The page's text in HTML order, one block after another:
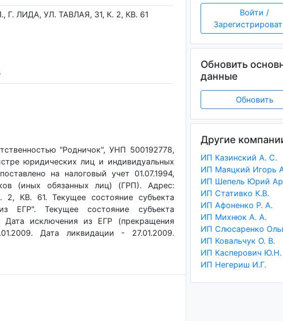
ЛИДА, УЛ. ТАВЛАЯ, 31, К. 2, КВ. 61
"Родничок", УНП 500192778,
юридических лиц и индивидуальных
на налоговый учет 01.07.1994,
(иных обязанных лиц) (ГРП). Адрес:
КВ. 61. Текущее состояние субъекта
ЕГР". Текущее состояние субъекта
Дата исключения из ЕГР (прекращения
Дата ликвидации - 27.01.2009.
Войти /
Обновить
данные
Обновить
Другие
ИП Казинский А. С.
ИП Стативко К.В.
ИП Афоненко Р. А.
ИП Михнюк А. А.
ИП Ковальчук О. В.
ИП Касперович Ю.Н.
ИП Негериш И.Г.